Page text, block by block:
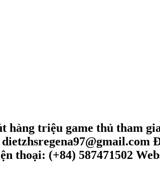
hàng triệu game thủ tham
thoại: (+84) 587471502